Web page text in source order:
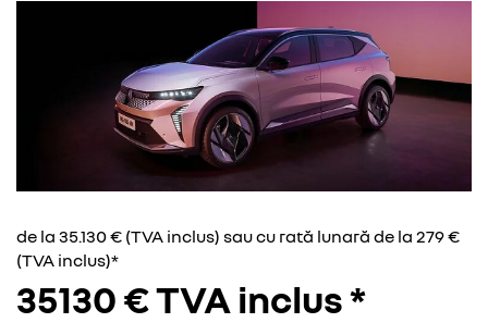
de la 35.130 € (TVA inclus) sau cu rată lunară de la 279 €
(TVA inclus)*
35130 € TVA inclus *